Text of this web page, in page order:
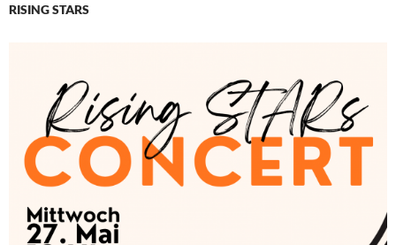
RISING STARS